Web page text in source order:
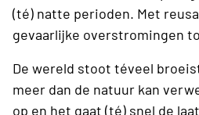
(té) natte perioden. Met
gevaarlijke overstromingen
De wereld stoot téveel
meer dan de natuur kan
op en het gaat (té) snel de